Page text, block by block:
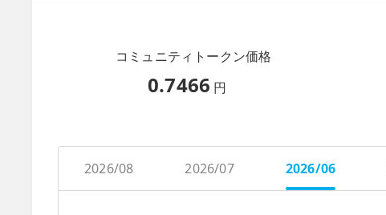
コミュニティトークン価格
0.7466 円
2026/08 2026/07 2026/06